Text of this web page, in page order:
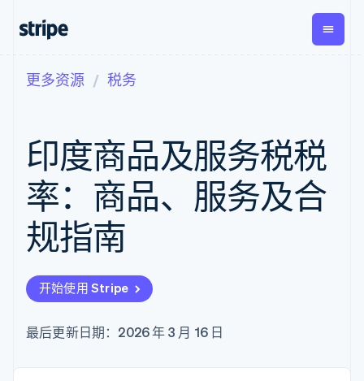
支付
在线支付
Payment links
无代码支付
Checkout
预构建支付界
面
Elements
支付方式
Access to
125+
Boost
化
经常性收入
Metronome
按用量计费
Subscriptions
订阅管理
Tax
销售税和增值
Recognition
Stripe Sigma
Global
Payouts
向第三
方打款
按企业阶段
按应用场景
智能体商务
加密货币
嵌入式金融
财务自动化
全球化企业
交易市场
文档
库与 SDK
Stripe Apps
指南
实施预建结账流程
构建平台或交易市场
管理订阅
发行稳定币支持的支付卡
学习
指南
支持
专业服务
公司
产品路线图
更多资源 税务
印度商品及服务税税
率：商品、服务及合
规指南
开始使用 Stripe
最后更新日期：2026 年 3 月 16 日